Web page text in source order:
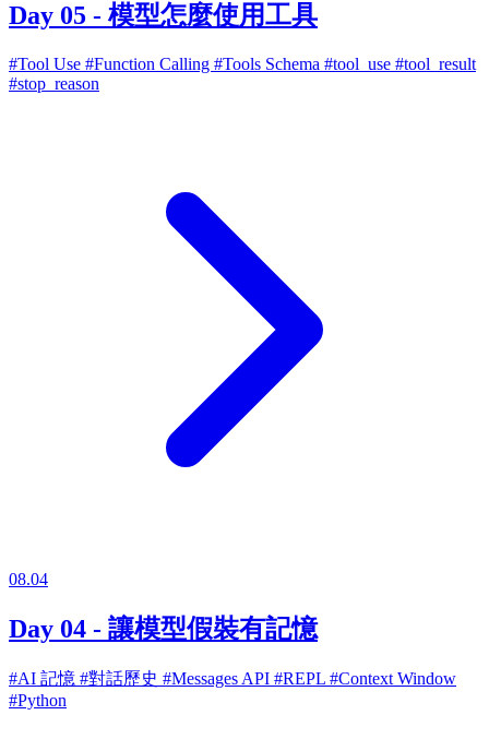
Day 05 - 模型怎麼使用工具
#Tool Use #Function Calling #Tools Schema #tool_use #tool_result
#stop_reason
08.04
Day 04 - 讓模型假裝有記憶
#AI 記憶 #對話歷史 #Messages API #REPL #Context Window
#Python